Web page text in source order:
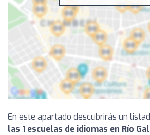
En este apartado descubrirás un
las 1 escuelas de idiomas en Río